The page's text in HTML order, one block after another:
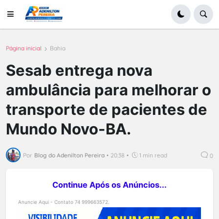
Página inicial Bahia
Sesab entrega nova
ambulância para melhorar o
transporte de pacientes de
Mundo Novo-BA.
Por Blog do Adenilton Pereira • 20:38 • 1 min read 0
Continue Após os Anúncios...
Anuncie Aqui - Contato 74 999663572.